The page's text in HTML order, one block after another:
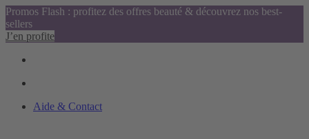
Promos Flash : profitez des offres beauté & découvrez nos best-
sellers
J’en profite
Aide & Contact